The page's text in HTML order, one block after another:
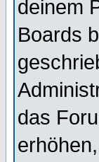
deinem
Boards
das